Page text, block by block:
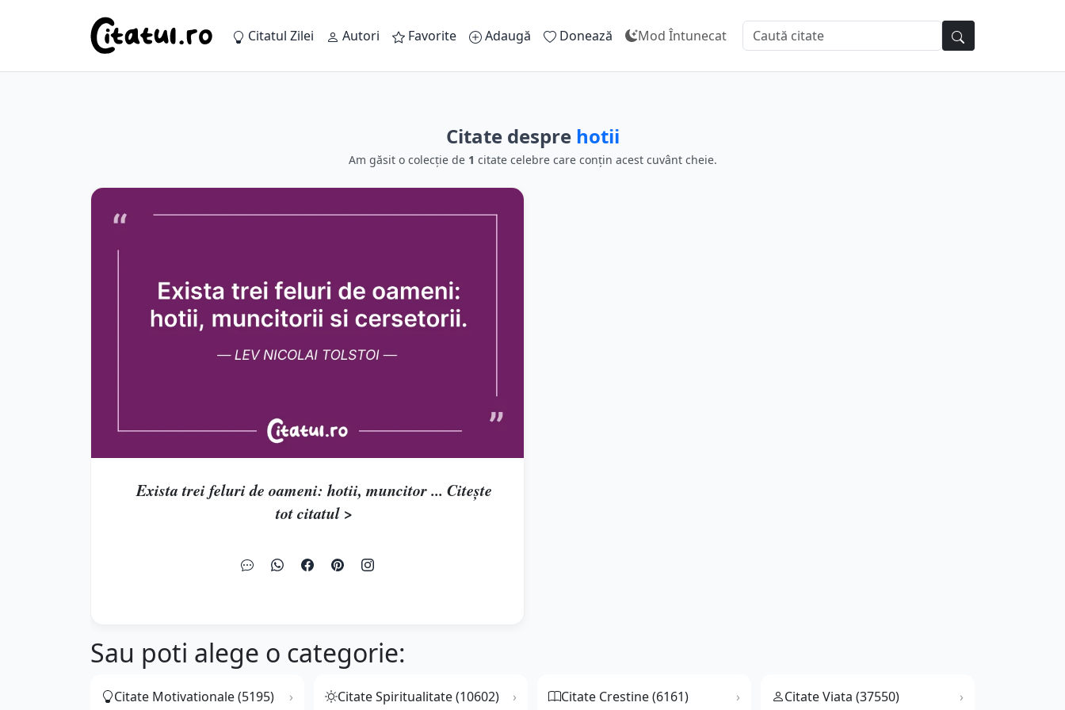
Citatul Zilei Autori Favorite Adaugă Donează Mod Întunecat
Citate despre hotii
Am găsit o colecție de 1 citate celebre care conțin acest cuvânt cheie.
Exista trei feluri de oameni: hotii, muncitor ... Citește
tot citatul >
Sau poti alege o categorie:
Citate Motivationale (5195) Citate Spiritualitate (10602) Citate Crestine (6161) Citate Viata (37550)